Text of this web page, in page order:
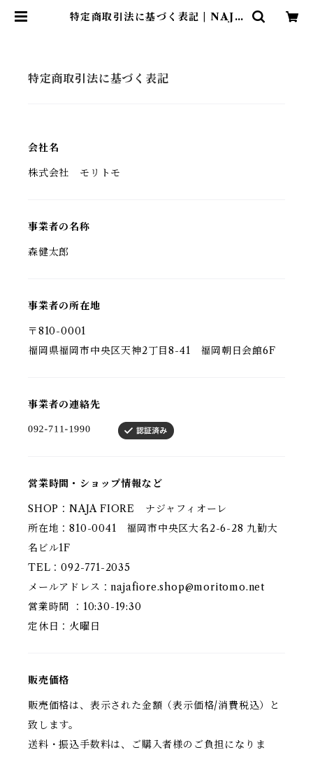
特定商取引法に基づく表記 | NAJA
特定商取引法に基づく表記
会社名
株式会社 モリトモ
事業者の名称
森健太郎
事業者の所在地
〒810-0001
福岡県福岡市中央区天神2丁目8-41 福岡朝日会館6F
事業者の連絡先
営業時間・ショップ情報など
SHOP：NAJA FIORE ナジャフィオーレ
所在地：810-0041 福岡市中央区大名2-6-28 九勧大
名ビル1F
TEL：092-771-2035
メールアドレス：najafiore.shop@moritomo.net
営業時間 ：10:30-19:30
定休日：火曜日
販売価格
販売価格は、表示された金額（表示価格/消費税込）と
致します。
送料・振込手数料は、ご購入者様のご負担になりま